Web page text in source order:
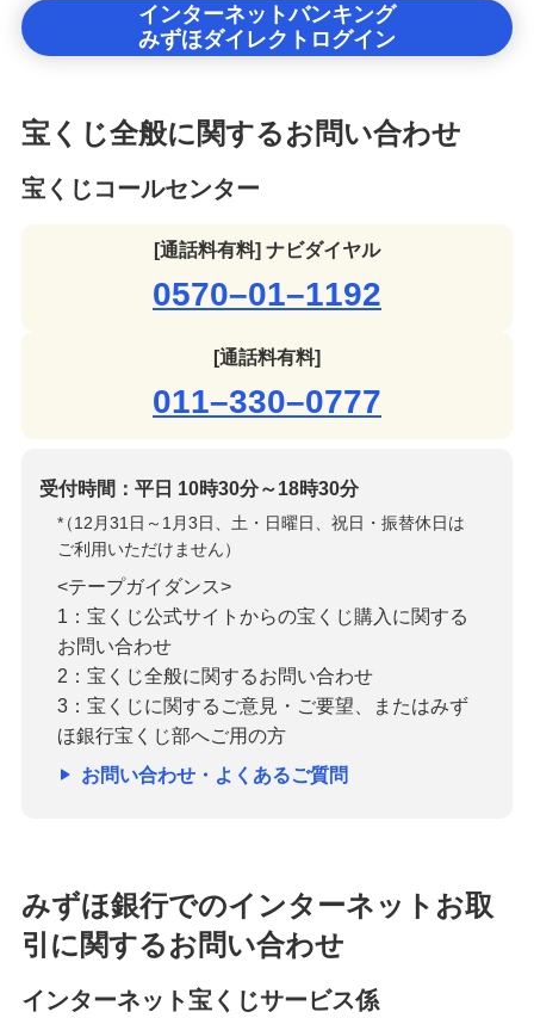
インターネットバンキング
みずほダイレクトログイン
宝くじ全般に関するお問い合わせ
宝くじコールセンター
[通話料有料] ナビダイヤル
0570–01–1192
[通話料有料]
011–330–0777
受付時間：平日 10時30分～18時30分
*
（12月31日～1月3日、土・日曜日、祝日・振替休日は
ご利用いただけません）
<テープガイダンス>
1：宝くじ公式サイトからの宝くじ購入に関する
お問い合わせ
2：宝くじ全般に関するお問い合わせ
3：宝くじに関するご意見・ご要望、またはみず
ほ銀行宝くじ部へご用の方
お問い合わせ・よくあるご質問
みずほ銀行でのインターネットお取
引に関するお問い合わせ
インターネット宝くじサービス係